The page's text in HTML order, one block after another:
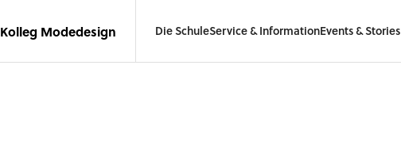
Kolleg Modedesign Die SchuleService & InformationEvents & Stories